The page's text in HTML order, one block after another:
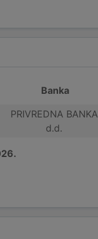
Banka
PRIVREDNA BANKA
d.d.